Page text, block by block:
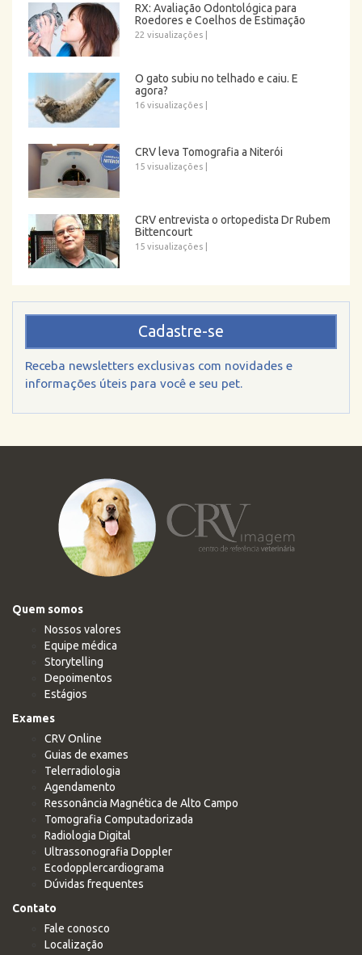
RX: Avaliação Odontológica para
Roedores e Coelhos de Estimação
22 visualizações
O gato subiu no telhado e caiu. E
agora?
16 visualizações
CRV leva Tomografia a Niterói
15 visualizações
CRV entrevista o ortopedista Dr Rubem
Bittencourt
15 visualizações
Cadastre-se
Receba newsletters exclusivas com novidades e
informações úteis para você e seu pet.
Quem somos
Nossos valores
Equipe médica
Storytelling
Depoimentos
Estágios
Exames
CRV Online
Guias de exames
Telerradiologia
Agendamento
Ressonância Magnética de Alto Campo
Tomografia Computadorizada
Radiologia Digital
Ultrassonografia Doppler
Ecodopplercardiograma
Dúvidas frequentes
Contato
Fale conosco
Localização